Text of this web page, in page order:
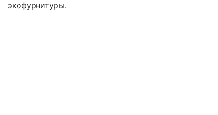
экофурнитуры.